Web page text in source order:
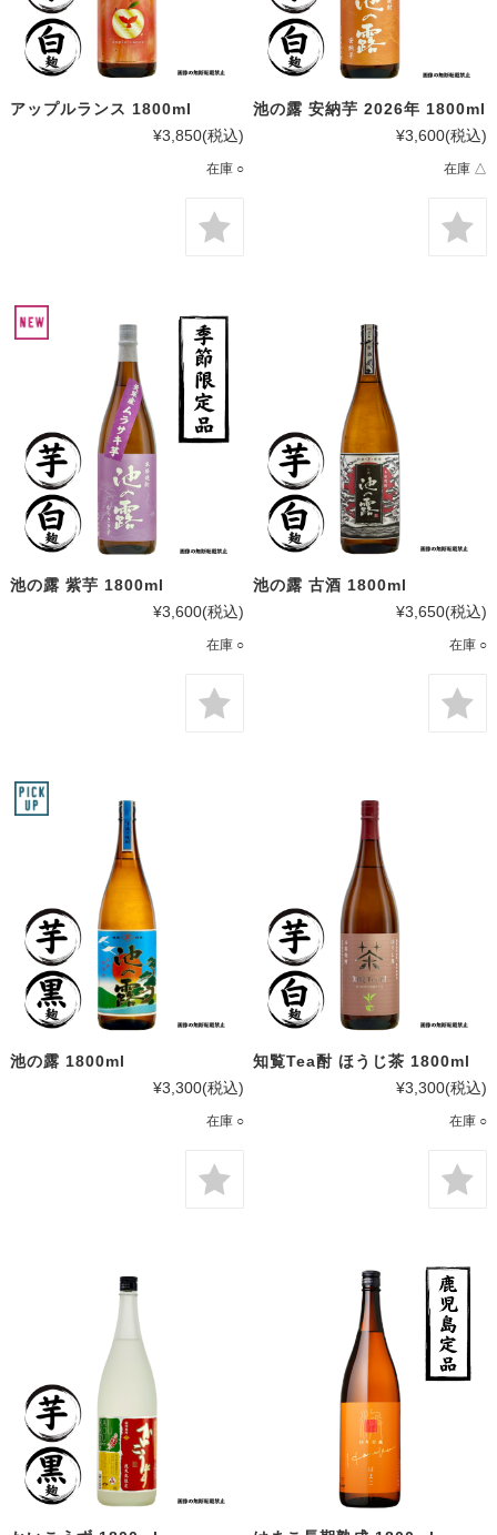
アップルランス 1800ml
¥3,850(税込)
在庫 ○
池の露 安納芋 2026年 1800ml
¥3,600(税込)
在庫 △
池の露 紫芋 1800ml
¥3,600(税込)
在庫 ○
池の露 古酒 1800ml
¥3,650(税込)
在庫 ○
池の露 1800ml
¥3,300(税込)
在庫 ○
知覧Tea酎 ほうじ茶 1800ml
¥3,300(税込)
在庫 ○